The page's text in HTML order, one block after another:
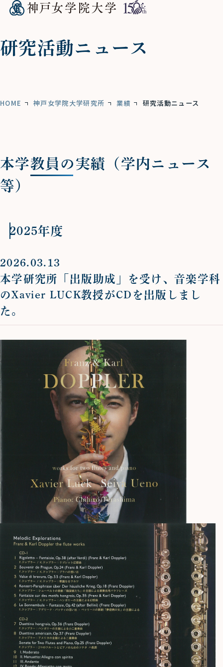
研究活動ニュース
HOME 神戸女学院大学研究所 業績 研究活動ニュース
本学教員の実績（学内ニュース
等）
2025年度
2026.03.13
本学研究所「出版助成」を受け、音楽学科
のXavier LUCK教授がCDを出版しまし
た。